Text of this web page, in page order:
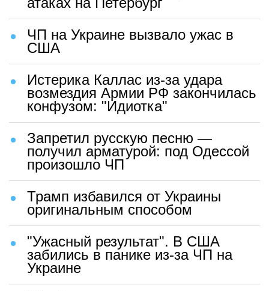
ЧП на Украине вызвало ужас в
США
Истерика Каллас из-за удара
возмездия Армии РФ закончилась
конфузом: "Идиотка"
Запретил русскую песню —
получил арматурой: под Одессой
произошло ЧП
Трамп избавился от Украины
оригинальным способом
"Ужасный результат". В США
забились в панике из-за ЧП на
Украине